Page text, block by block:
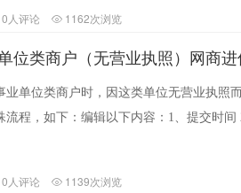
0人评论 1162次浏览
位类商户（无营业执照）网商
业单位类商户时，因这类单位无营业执照
流程，如下：编辑以下内容：1、提交时
0人评论 1139次浏览